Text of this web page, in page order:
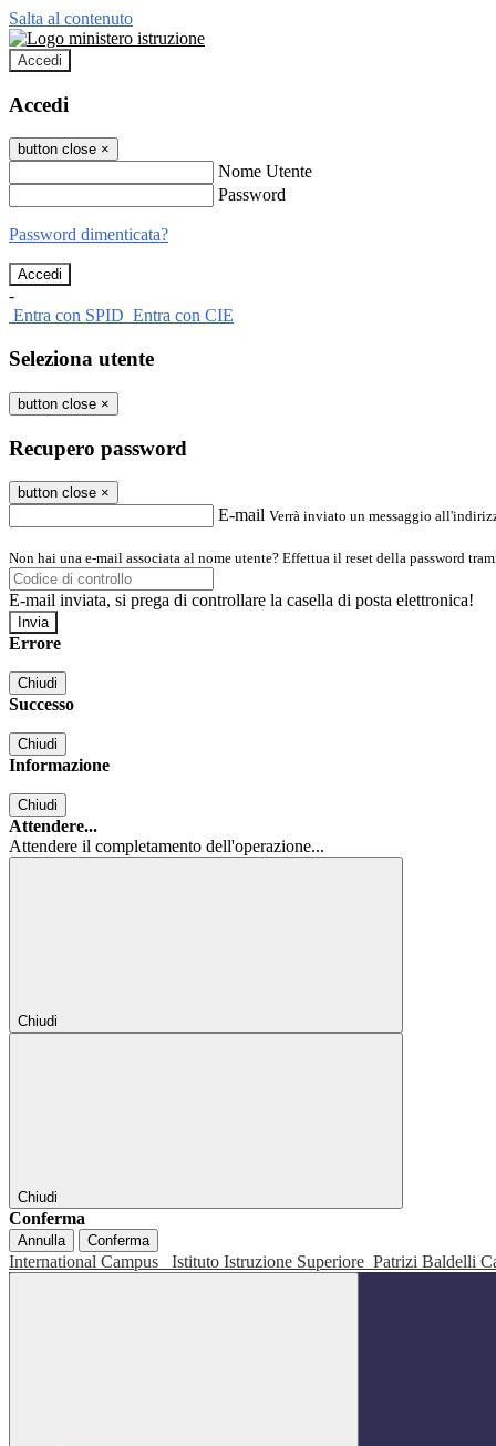
Salta al contenuto
Accedi
Accedi
button close ×
Nome Utente
Password
Password dimenticata?
-
Entra con SPID Entra con CIE
Seleziona utente
button close ×
Recupero password
button close ×
E-mail Verrà inviato un messaggio
Non hai una e-mail associata al nome utente? Effettua il reset della password
E-mail inviata, si prega di controllare la casella di posta elettronica!
Errore
Chiudi
Successo
Chiudi
Informazione
Chiudi
Attendere...
Attendere il completamento dell'operazione...
Chiudi
Chiudi
Conferma
Annulla Conferma
International Campus Istituto Istruzione Superiore Patrizi Baldelli